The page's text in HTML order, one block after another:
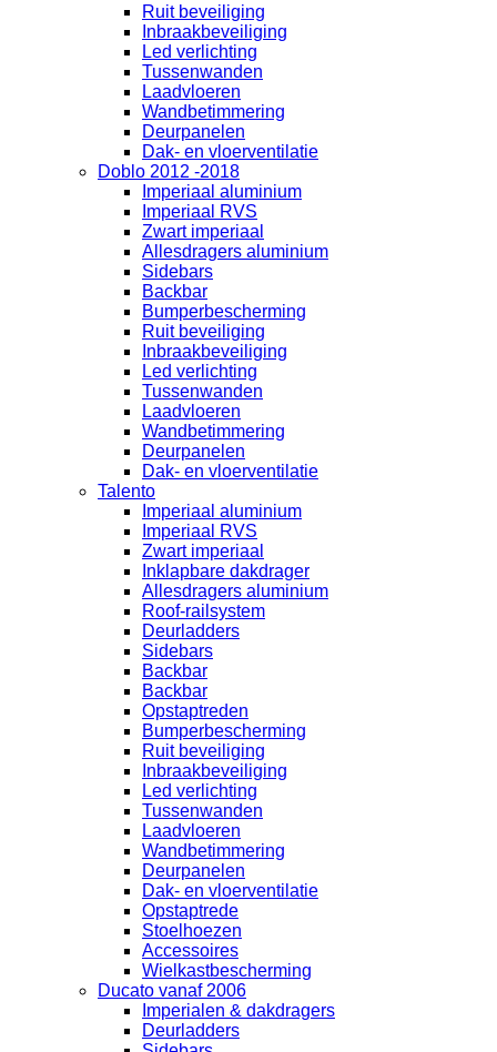
Ruit beveiliging
Inbraakbeveiliging
Led verlichting
Tussenwanden
Laadvloeren
Wandbetimmering
Deurpanelen
Dak- en vloerventilatie
Doblo 2012 -2018
Imperiaal aluminium
Imperiaal RVS
Zwart imperiaal
Allesdragers aluminium
Sidebars
Backbar
Bumperbescherming
Ruit beveiliging
Inbraakbeveiliging
Led verlichting
Tussenwanden
Laadvloeren
Wandbetimmering
Deurpanelen
Dak- en vloerventilatie
Talento
Imperiaal aluminium
Imperiaal RVS
Zwart imperiaal
Inklapbare dakdrager
Allesdragers aluminium
Roof-railsystem
Deurladders
Sidebars
Backbar
Backbar
Opstaptreden
Bumperbescherming
Ruit beveiliging
Inbraakbeveiliging
Led verlichting
Tussenwanden
Laadvloeren
Wandbetimmering
Deurpanelen
Dak- en vloerventilatie
Opstaptrede
Stoelhoezen
Accessoires
Wielkastbescherming
Ducato vanaf 2006
Imperialen & dakdragers
Deurladders